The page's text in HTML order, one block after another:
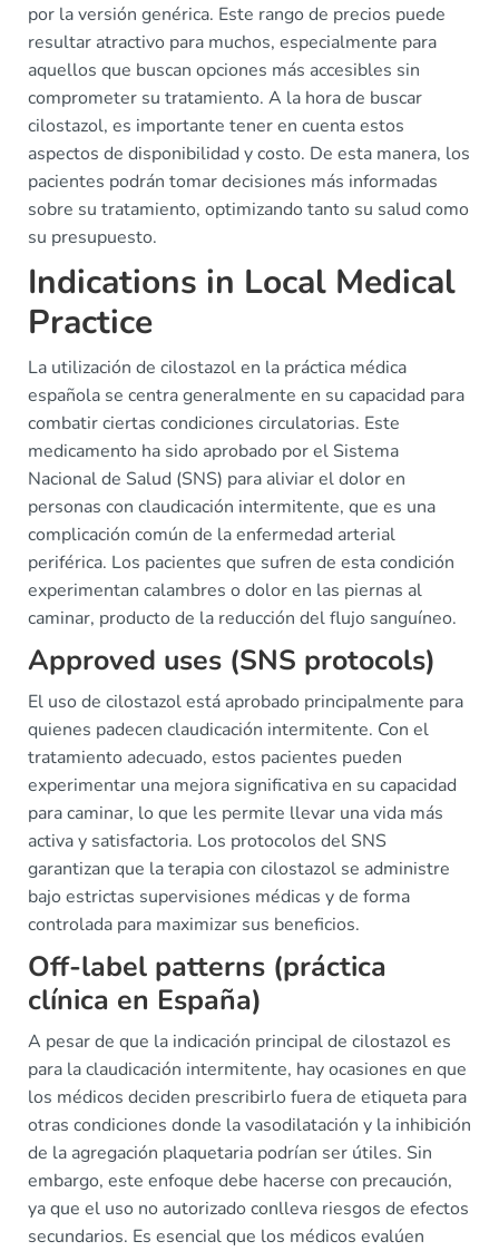
por la versión genérica. Este rango de precios puede
resultar atractivo para muchos, especialmente para
aquellos que buscan opciones más accesibles sin
comprometer su tratamiento. A la hora de buscar
cilostazol, es importante tener en cuenta estos
aspectos de disponibilidad y costo. De esta manera, los
pacientes podrán tomar decisiones más informadas
sobre su tratamiento, optimizando tanto su salud como
su presupuesto.
Indications in Local Medical
Practice
La utilización de cilostazol en la práctica médica
española se centra generalmente en su capacidad para
combatir ciertas condiciones circulatorias. Este
medicamento ha sido aprobado por el Sistema
Nacional de Salud (SNS) para aliviar el dolor en
personas con claudicación intermitente, que es una
complicación común de la enfermedad arterial
periférica. Los pacientes que sufren de esta condición
experimentan calambres o dolor en las piernas al
caminar, producto de la reducción del flujo sanguíneo.
Approved uses (SNS protocols)
El uso de cilostazol está aprobado principalmente para
quienes padecen claudicación intermitente. Con el
tratamiento adecuado, estos pacientes pueden
experimentar una mejora significativa en su capacidad
para caminar, lo que les permite llevar una vida más
activa y satisfactoria. Los protocolos del SNS
garantizan que la terapia con cilostazol se administre
bajo estrictas supervisiones médicas y de forma
controlada para maximizar sus beneficios.
Off-label patterns (práctica
clínica en España)
A pesar de que la indicación principal de cilostazol es
para la claudicación intermitente, hay ocasiones en que
los médicos deciden prescribirlo fuera de etiqueta para
otras condiciones donde la vasodilatación y la inhibición
de la agregación plaquetaria podrían ser útiles. Sin
embargo, este enfoque debe hacerse con precaución,
ya que el uso no autorizado conlleva riesgos de efectos
secundarios. Es esencial que los médicos evalúen